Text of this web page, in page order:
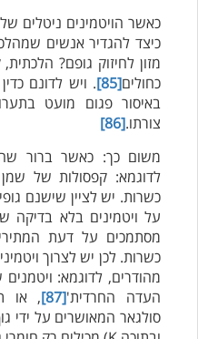
כאשר הויטמינים ניטלים
כיצד להגדיר אנשים
מזון לחיזוק גופם?
כחולים[85]
. ויש לדונם
באיסור פגום מועט
צורתו.[86]
משום כך: כאשר ברור
לדוגמא: קפסולות של
כשרות. יש לציין שישנם
על ויטמינים בלא בדיקה
מסתמכים על דעת
כשרות. לכן יש לצרוך
מהודרים, לדוגמא:
העדה החרדית'[87]
, או
סולגאר המאושרים על ידי